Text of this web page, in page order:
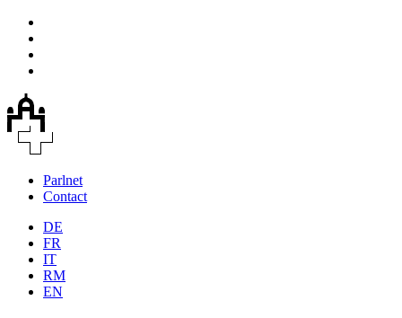
Parlnet
Contact
DE
FR
IT
RM
EN